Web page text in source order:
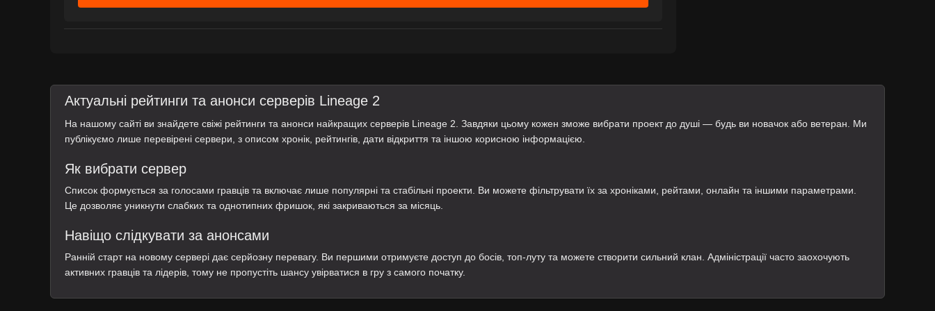
Актуальні рейтинги та анонси серверів Lineage 2
На нашому сайті ви знайдете свіжі рейтинги та анонси найкращих серверів Lineage 2. Завдяки цьому кожен зможе вибрати проект до душі — будь ви новачок або ветеран. Ми
публікуємо лише перевірені сервери, з описом хронік, рейтингів, дати відкриття та іншою корисною інформацією.
Як вибрати сервер
Список формується за голосами гравців та включає лише популярні та стабільні проекти. Ви можете фільтрувати їх за хроніками, рейтами, онлайн та іншими параметрами.
Це дозволяє уникнути слабких та однотипних фришок, які закриваються за місяць.
Навіщо слідкувати за анонсами
Ранній старт на новому сервері дає серйозну перевагу. Ви першими отримуєте доступ до босів, топ-луту та можете створити сильний клан. Адміністрації часто заохочують
активних гравців та лідерів, тому не пропустіть шансу увірватися в гру з самого початку.